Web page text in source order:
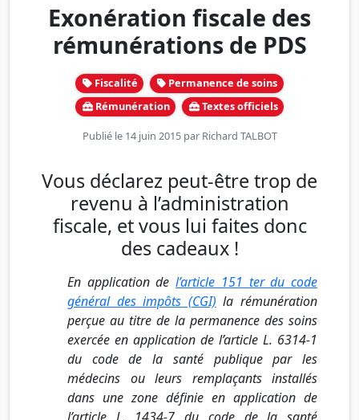
Exonération fiscale des
rémunérations de PDS
Fiscalité
Permanence de soins
Rémunération
Textes officiels
Publié le 14 juin 2015 par Richard TALBOT
Vous déclarez peut-être trop de
revenu à l’administration
fiscale, et vous lui faites donc
des cadeaux !
En application del’article 151 ter du code
général des impôts (CGI) la rémunération
perçue au titre de la permanence des soins
exercée en application de l’article L. 6314-1
du code de la santé publique par les
médecins ou leurs remplaçants installés
dans une zone définie en application de